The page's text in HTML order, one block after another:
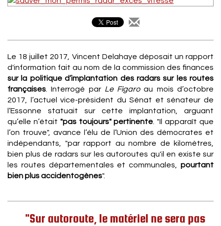
Le 18 juillet 2017, Vincent Delahaye déposait un rapport
d'information fait au nom de la commission des finances
sur la politique d’implantation des radars sur les routes
françaises . Interrogé par Le Figaroau mois d’octobre
2017, l’actuel vice-président du Sénat et sénateur de
l’Essonne statuait sur cette implantation, arguant
qu’elle n’était "pas toujours" pertinente . "Il apparaît que
l’on trouve", avance l’élu de l’Union des démocrates et
indépendants, "par rapport au nombre de kilomètres,
bien plus de radars sur les autoroutes qu'il en existe sur
les routes départementales et communales, pourtant
bien plus accidentogènes".
"Sur autoroute, le matériel ne sera pas